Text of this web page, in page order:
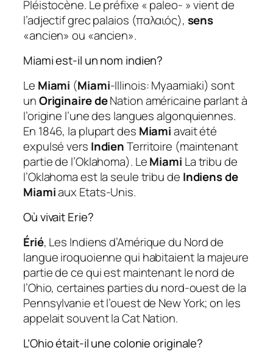
Pléistocène. Le préfixe « paleo- » vient de
l’adjectif grec palaios (παλαιός), sens
«ancien» ou «ancien».
Miami est-il un nom indien?
Le Miami (Miami-Illinois: Myaamiaki) sont
unOriginaire deNation américaine parlant à
l’origine l’une des langues algonquiennes.
En 1846, la plupart des Miamiavait été
expulsé vers IndienTerritoire (maintenant
partie de l’Oklahoma). LeMiami La tribu de
l’Oklahoma est la seule tribu de Indiens de
Miamiaux Etats-Unis.
Où vivait Erie?
Érié, Les Indiens d’Amérique du Nord de
langue iroquoienne qui habitaient la majeure
partie de ce qui est maintenant le nord de
l’Ohio, certaines parties du nord-ouest de la
Pennsylvanie et l’ouest de New York; on les
appelait souvent la Cat Nation.
L’Ohio était-il une colonie originale?